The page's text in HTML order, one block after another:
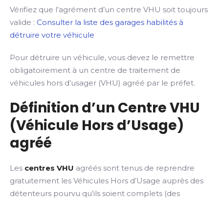
Vérifiez que l’agrément d’un centre VHU soit toujours
valide : Consulter la liste des garages habilités à
détruire votre véhicule
Pour détruire un véhicule, vous devez le remettre
obligatoirement à un centre de traitement de
véhicules hors d’usager (VHU) agréé par le préfet.
Définition d’un Centre VHU
(Véhicule Hors d’Usage)
agréé
Les centres VHU agréés sont tenus de reprendre
gratuitement les Véhicules Hors d’Usage auprès des
détenteurs pourvu qu’ils soient complets (des